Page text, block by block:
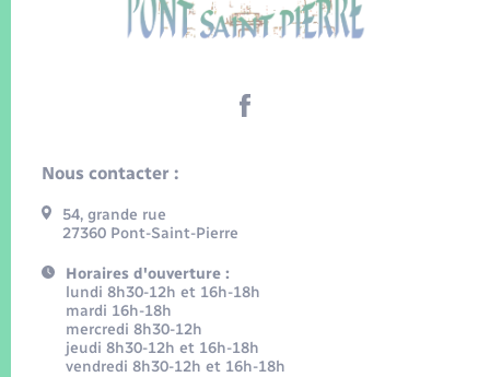
Nous contacter :
54, grande rue
27360 Pont-Saint-Pierre
Horaires d'ouverture :
lundi 8h30-12h et 16h-18h
mardi 16h-18h
mercredi 8h30-12h
jeudi 8h30-12h et 16h-18h
vendredi 8h30-12h et 16h-18h